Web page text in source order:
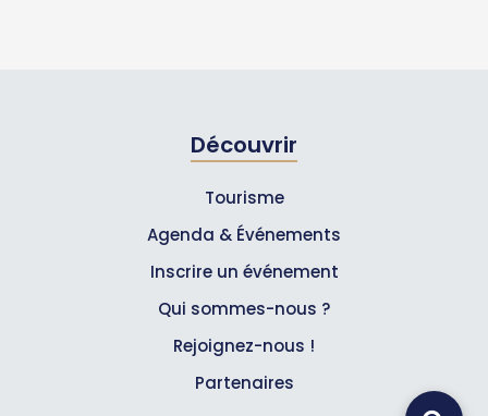
Découvrir
Tourisme
Agenda & Événements
Inscrire un événement
Qui sommes-nous ?
Rejoignez-nous !
Partenaires